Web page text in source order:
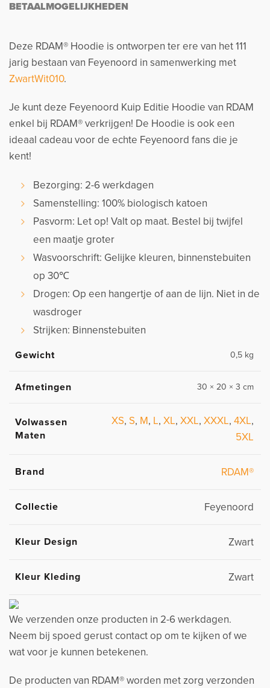
BETAALMOGELIJKHEDEN
Deze RDAM® Hoodie is ontworpen ter ere van het 111
jarig bestaan van Feyenoord in samenwerking met
ZwartWit010.
Je kunt deze Feyenoord Kuip Editie Hoodie van RDAM
enkel bij RDAM® verkrijgen! De Hoodie is ook een
ideaal cadeau voor de echte Feyenoord fans die je
kent!
Bezorging: 2-6 werkdagen
Samenstelling: 100% biologisch katoen
Pasvorm: Let op! Valt op maat. Bestel bij twijfel
een maatje groter
Wasvoorschrift: Gelijke kleuren, binnenstebuiten
op 30℃
Drogen: Op een hangertje of aan de lijn. Niet in de
wasdroger
Strijken: Binnenstebuiten
Gewicht 0,5 kg
Afmetingen 30 × 20 × 3 cm
Volwassen
Maten
XS, S, M, L, XL, XXL, XXXL, 4XL,
5XL
Brand RDAM®
Collectie Feyenoord
Kleur Design Zwart
Kleur Kleding Zwart
We verzenden onze producten in 2-6 werkdagen.
Neem bij spoed gerust contact op om te kijken of we
wat voor je kunnen betekenen.
De producten van RDAM® worden met zorg verzonden